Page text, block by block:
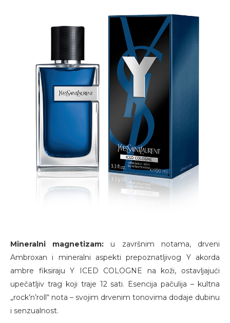
Mineralni magnetizam: u završnim notama, drveni
Ambroxan i mineralni aspekti prepoznatljivog Y akorda
ambre fiksiraju Y ICED COLOGNE na koži, ostavljajući
upečatljiv trag koji traje 12 sati. Esencija pačulija – kultna
„rock’n’roll“ nota – svojim drvenim tonovima dodaje dubinu
i senzualnost.